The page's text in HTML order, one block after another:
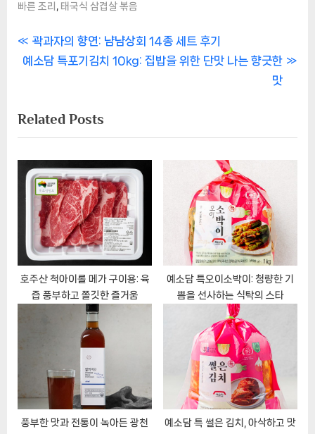
빠른 조리
태국식 삼겹살 볶음
글
게
이
션
P
r
i
o
u
s
P
o
t
:
곽과자의 향연: 냠냠상회 14종 세트 후기
N
t
P
o
s
t
예소담 특포기김치 10kg: 집밥을 위한 단맛 나는 향긋한
맛
Related Posts
호주산 척아이롤 메가 구이용: 육
즙 풍부하고 쫄깃한 즐거움
예소담 특오이소박이: 청량한 기
쁨을 선사하는 식탁의 스타
풍부한 맛과 전통이 녹아든 광천
예소담 특 썰은 김치, 아삭하고 맛